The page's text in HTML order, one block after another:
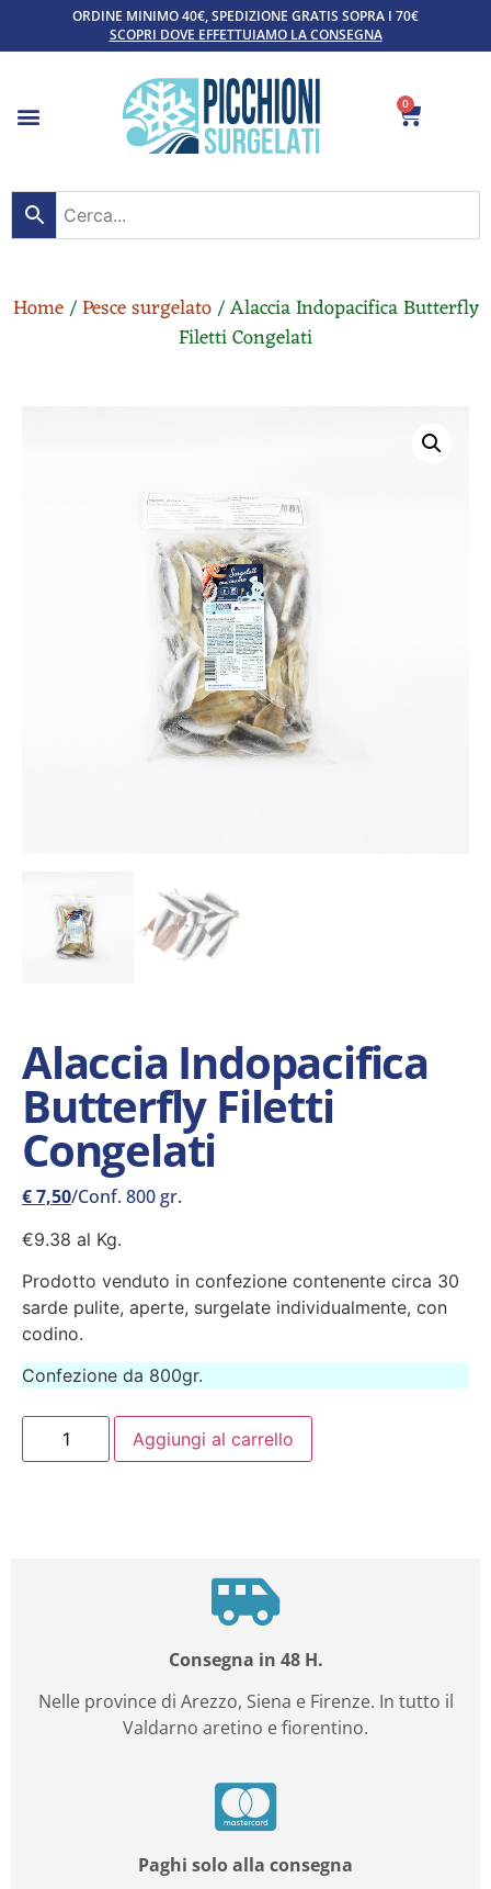
ORDINE MINIMO 40€, SPEDIZIONE GRATIS SOPRA I 70€
SCOPRI DOVE EFFETTUIAMO LA CONSEGNA
0
Home/Pesce surgelato/ Alaccia Indopacifica Butterfly
Filetti Congelati
Alaccia Indopacifica
Butterfly Filetti
Congelati
€7,50/Conf. 800 gr.
€9.38 al Kg.
Prodotto venduto in confezione contenente circa 30
sarde pulite, aperte, surgelate individualmente, con
codino.
Confezione da 800gr.
Aggiungi al carrello
Consegna in 48 H.
Nelle province di Arezzo, Siena e Firenze. In tutto il
Valdarno aretino e fiorentino.
Paghi solo alla consegna